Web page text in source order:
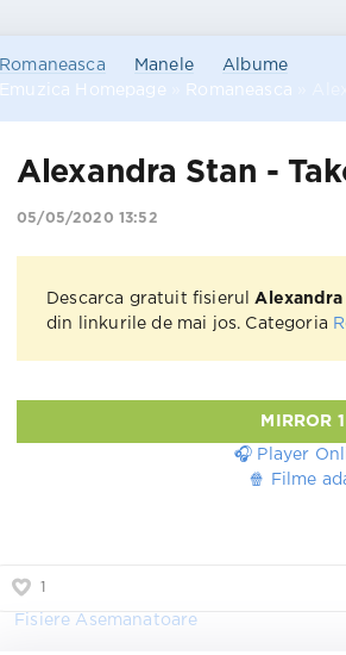
Romaneasca Manele
Albume
Emuzica Homepage
Romaneasca
Alexandra Stan -
05/05/2020 13:52
Descarca gratuit fisierul Alexandra
din linkurile de mai jos. Categoria
MIRROR
🎧 Player
🍿 Filme
1
Fisiere Asemanatoare